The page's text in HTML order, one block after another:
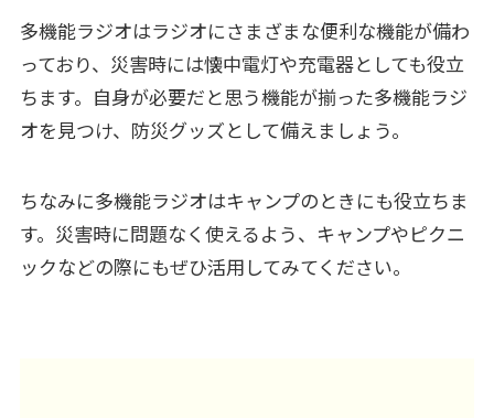
多機能ラジオはラジオにさまざまな便利な機能が備わ
っており、災害時には懐中電灯や充電器としても役立
ちます。自身が必要だと思う機能が揃った多機能ラジ
オを見つけ、防災グッズとして備えましょう。
ちなみに多機能ラジオはキャンプのときにも役立ちま
す。災害時に問題なく使えるよう、キャンプやピクニ
ックなどの際にもぜひ活用してみてください。